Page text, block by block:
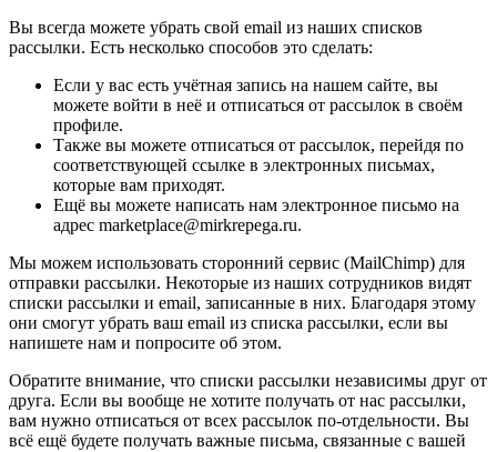
Вы всегда можете убрать свой email из наших списков
рассылки. Есть несколько способов это сделать:
Если у вас есть учётная запись на нашем сайте, вы
можете войти в неё и отписаться от рассылок в своём
профиле.
Также вы можете отписаться от рассылок, перейдя по
соответствующей ссылке в электронных письмах,
которые вам приходят.
Ещё вы можете написать нам электронное письмо на
адрес marketplace@mirkrepega.ru.
Мы можем использовать сторонний сервис (MailChimp) для
отправки рассылки. Некоторые из наших сотрудников видят
списки рассылки и email, записанные в них. Благодаря этому
они смогут убрать ваш email из списка рассылки, если вы
напишете нам и попросите об этом.
Обратите внимание, что списки рассылки независимы друг от
друга. Если вы вообще не хотите получать от нас рассылки,
вам нужно отписаться от всех рассылок по-отдельности. Вы
всё ещё будете получать важные письма, связанные с вашей